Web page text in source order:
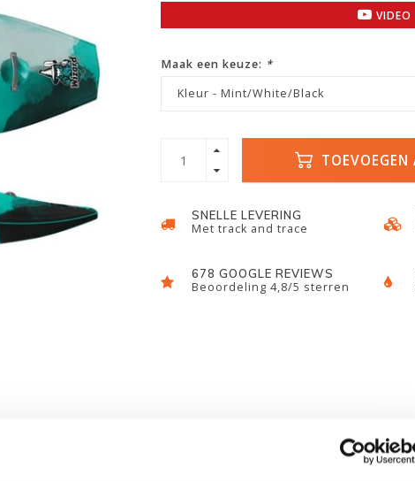
VIDEO
Maak een keuze: *
Kleur - Mint/White/Black
SNELLE LEVERING
Met track and trace
678 GOOGLE REVIEWS
Beoordeling 4,8/5 sterren